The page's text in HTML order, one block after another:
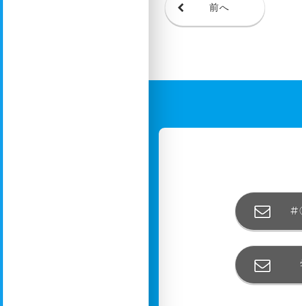
前へ
#